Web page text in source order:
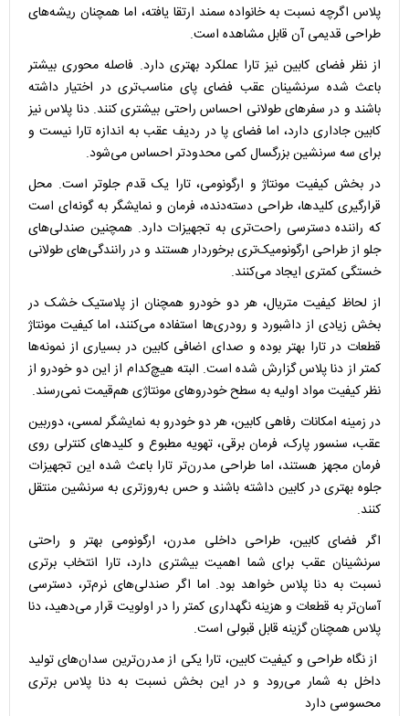
پلاس اگرچه نسبت به خانواده سمند ارتقا یافته، اما همچنان ریشه‌های
طراحی قدیمی آن قابل مشاهده است.
از نظر فضای کابین نیز تارا عملکرد بهتری دارد. فاصله محوری بیشتر
باعث شده سرنشینان عقب فضای پای مناسب‌تری در اختیار داشته
باشند و در سفرهای طولانی احساس راحتی بیشتری کنند. دنا پلاس نیز
کابین جاداری دارد، اما فضای پا در ردیف عقب به اندازه تارا نیست و
برای سه سرنشین بزرگسال کمی محدودتر احساس می‌شود.
در بخش کیفیت مونتاژ و ارگونومی، تارا یک قدم جلوتر است. محل
قرارگیری کلیدها، طراحی دسته‌دنده، فرمان و نمایشگر به گونه‌ای است
که راننده دسترسی راحت‌تری به تجهیزات دارد. همچنین صندلی‌های
جلو از طراحی ارگونومیک‌تری برخوردار هستند و در رانندگی‌های طولانی
خستگی کمتری ایجاد می‌کنند.
از لحاظ کیفیت متریال، هر دو خودرو همچنان از پلاستیک خشک در
بخش زیادی از داشبورد و رودری‌ها استفاده می‌کنند، اما کیفیت مونتاژ
قطعات در تارا بهتر بوده و صدای اضافی کابین در بسیاری از نمونه‌ها
کمتر از دنا پلاس گزارش شده است. البته هیچ‌کدام از این دو خودرو از
نظر کیفیت مواد اولیه به سطح خودروهای مونتاژی هم‌قیمت نمی‌رسند.
در زمینه امکانات رفاهی کابین، هر دو خودرو به نمایشگر لمسی، دوربین
عقب، سنسور پارک، فرمان برقی، تهویه مطبوع و کلیدهای کنترلی روی
فرمان مجهز هستند، اما طراحی مدرن‌تر تارا باعث شده این تجهیزات
جلوه بهتری در کابین داشته باشند و حس به‌روزتری به سرنشین منتقل
کنند.
اگر فضای کابین، طراحی داخلی مدرن، ارگونومی بهتر و راحتی
سرنشینان عقب برای شما اهمیت بیشتری دارد، تارا انتخاب برتری
نسبت به دنا پلاس خواهد بود. اما اگر صندلی‌های نرم‌تر، دسترسی
آسان‌تر به قطعات و هزینه نگهداری کمتر را در اولویت قرار می‌دهید، دنا
پلاس همچنان گزینه قابل قبولی است.
از نگاه طراحی و کیفیت کابین، تارا یکی از مدرن‌ترین سدان‌های تولید
داخل به شمار می‌رود و در این بخش نسبت به دنا پلاس برتری
محسوسی دارد